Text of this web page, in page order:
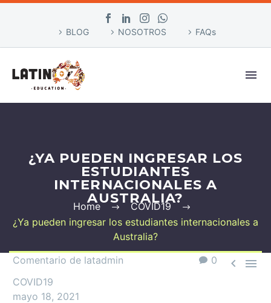
BLOG NOSOTROS FAQs
¿YA PUEDEN INGRESAR LOS
ESTUDIANTES
INTERNACIONALES A
AUSTRALIA?
Home
COVID19
¿Ya pueden ingresar los estudiantes internacionales a
Australia?
0
 
Comentario de latadmin
COVID19
mayo 18, 2021